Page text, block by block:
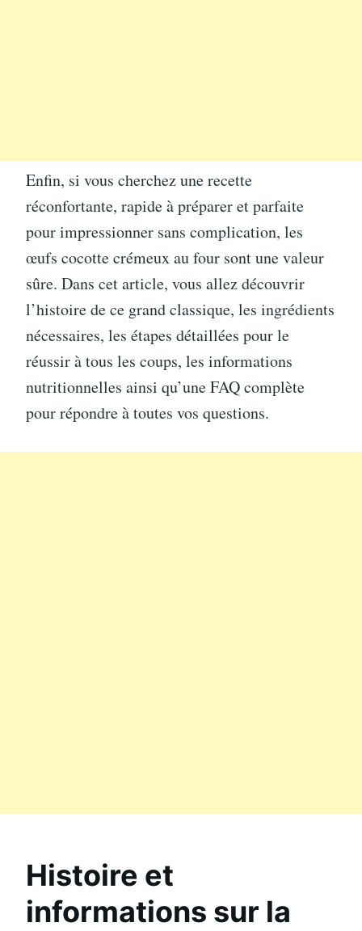
Enfin, si vous cherchez une recette
réconfortante, rapide à préparer et parfaite
pour impressionner sans complication, les
œufs cocotte crémeux au four sont une valeur
sûre. Dans cet article, vous allez découvrir
l’histoire de ce grand classique, les ingrédients
nécessaires, les étapes détaillées pour le
réussir à tous les coups, les informations
nutritionnelles ainsi qu’une FAQ complète
pour répondre à toutes vos questions.
Histoire et
informations sur la